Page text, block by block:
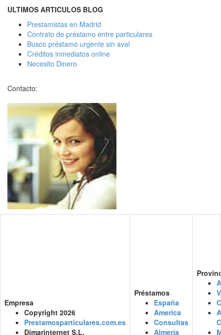
ULTIMOS ARTICULOS BLOG
Prestamistas en Madrid
Contrato de préstamo entre particulares
Busco préstamo urgente sin aval
Créditos inmediatos online
Necesito Dinero
Contacto:
Empresa
Copyright 2026
Prestamosparticulares.com.es
Dimarinternet S.L.
Préstamos
España
America
Consultas
Almería
A